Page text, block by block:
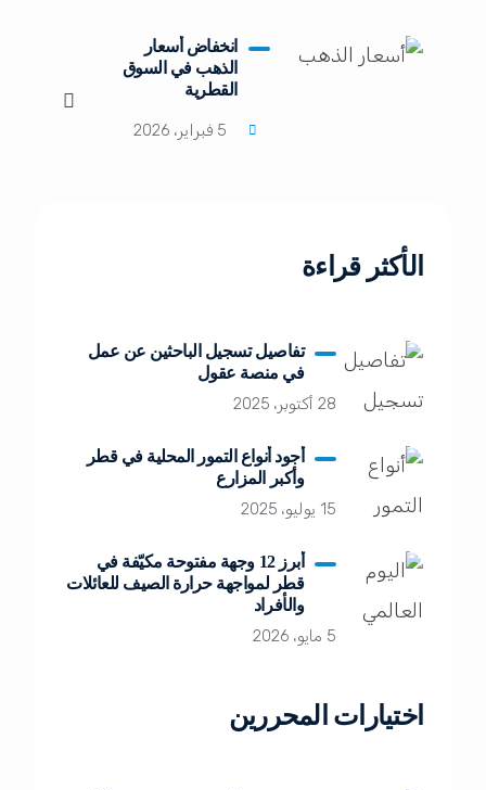
انخفاض أسعار
الذهب في السوق
القطرية
5 فبراير، 2026
الأكثر قراءة
تفاصيل تسجيل الباحثين عن عمل
في منصة عقول
28 أكتوبر، 2025
أجود أنواع التمور المحلية في قطر
وأكبر المزارع
15 يوليو، 2025
أبرز 12 وجهة مفتوحة مكيّفة في
قطر لمواجهة حرارة الصيف للعائلات
والأفراد
5 مايو، 2026
اختيارات المحررين